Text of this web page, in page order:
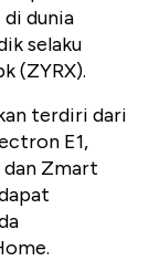
dunia
selaku
(ZYRX).
terdiri dari
E1,
Zmart